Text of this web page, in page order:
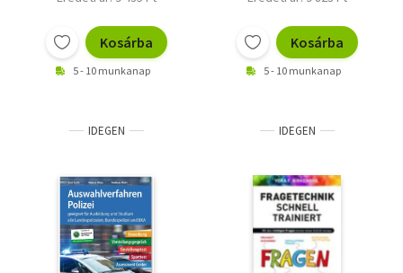
Kosárba
5 - 10 munkanap
Kosárba
5 - 10 munkanap
IDEGEN IDEGEN